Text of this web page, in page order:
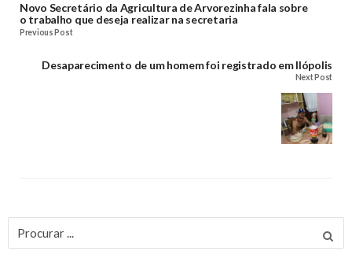
Novo Secretário da Agricultura de Arvorezinha fala sobre
o trabalho que deseja realizar na secretaria
Previous Post
Desaparecimento de um homem foi registrado em Ilópolis
Next Post